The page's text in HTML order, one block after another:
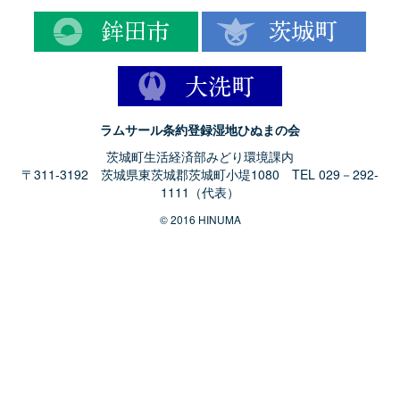
ラムサール条約登録湿地ひぬまの会
茨城町生活経済部みどり環境課内
〒311-3192 茨城県東茨城郡茨城町小堤1080 TEL 029－292-
1111（代表）
© 2016 HINUMA